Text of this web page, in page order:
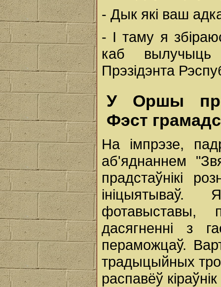
- Дык які ваш
- І таму я
каб
Прэзідэнта
У Оршы
Фэст
На імпрэзе,
аб'яднаннем
прадстаўнікі
ініцыятываў.
фотавыставы,
дасягненні з
пераможцаў.
традыцыйных
распавёў